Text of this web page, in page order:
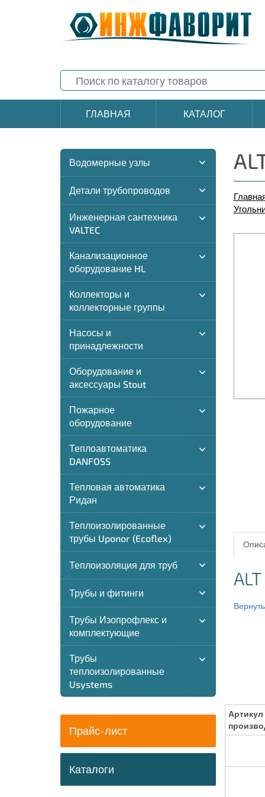
ГЛАВНАЯ КАТАЛОГ
Водомерные узлы
Детали трубопроводов
Инженерная сантехника
VALTEC
Канализационное
оборудование HL
Коллекторы и
коллекторные группы
Насосы и
принадлежности
Оборудование и
аксессуары Stout
Пожарное
оборудование
Теплоавтоматика
DANFOSS
Тепловая автоматика
Ридан
Теплоизолированные
трубы Uponor (Ecoflex)
Теплоизоляция для труб
Трубы и фитинги
Трубы Изопрофлекс и
комплектующие
Трубы
теплоизолированные
Usystems
Прайс-лист
Каталоги
Артикул